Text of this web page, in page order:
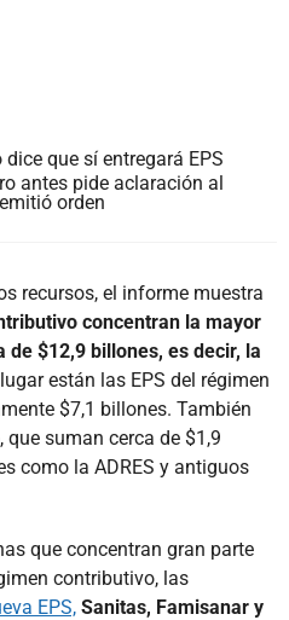
dice que sí entregará EPS
antes pide aclaración al
orden
recursos, el informe muestra
concentran la mayor
de $12,9 billones, es decir, la
están las EPS del régimen
$7,1 billones. También
suman cerca de $1,9
como la ADRES y antiguos
que concentran gran parte
contributivo, las
EPS, Sanitas, Famisanar y